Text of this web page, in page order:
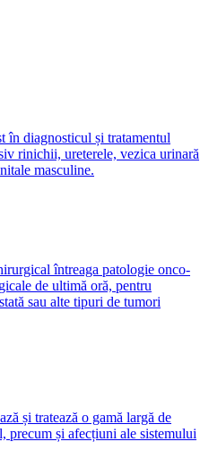
în diagnosticul și tratamentul
rinichii, ureterele, vezica urinară
masculine.
întreaga patologie onco-
de ultimă oră, pentru
sau alte tipuri de tumori
și tratează o gamă largă de
precum și afecțiuni ale sistemului